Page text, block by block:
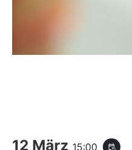
12 März 15:00 event_repeat